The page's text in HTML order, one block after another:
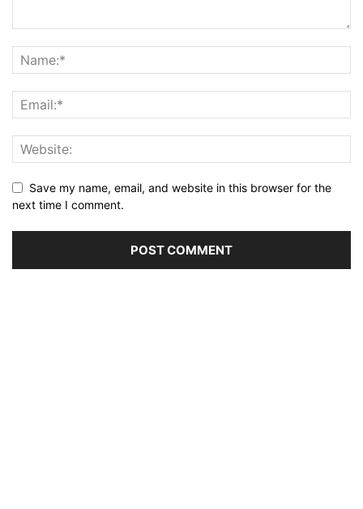
Save my name, email, and website in this browser for the
next time I comment.